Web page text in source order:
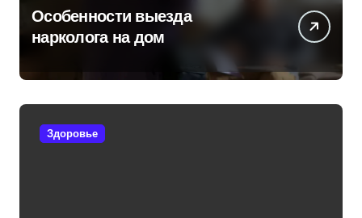
Особенности выезда
нарколога на дом
Здоровье